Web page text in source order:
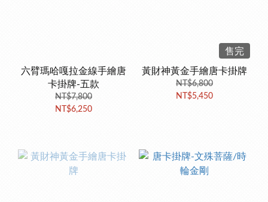
六臂瑪哈嘎拉金線手繪唐
卡掛牌-五款
NT$7,800
NT$6,250
售完
黃財神黃金手繪唐卡掛牌
NT$6,800
NT$5,450